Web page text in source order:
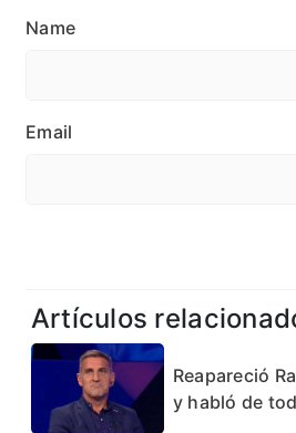
Name
Email
Artículos
Reapareció
y habló de